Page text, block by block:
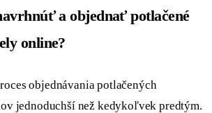
a objednať potlačené
online?
objednávania potlačených
jednoduchší než kedykoľvek predtým.